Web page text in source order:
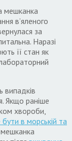
мешканка
в’яленого
за
Наразі
її стан як
випадків
Якщо раніше
хвороби,
в морській та
мешканка